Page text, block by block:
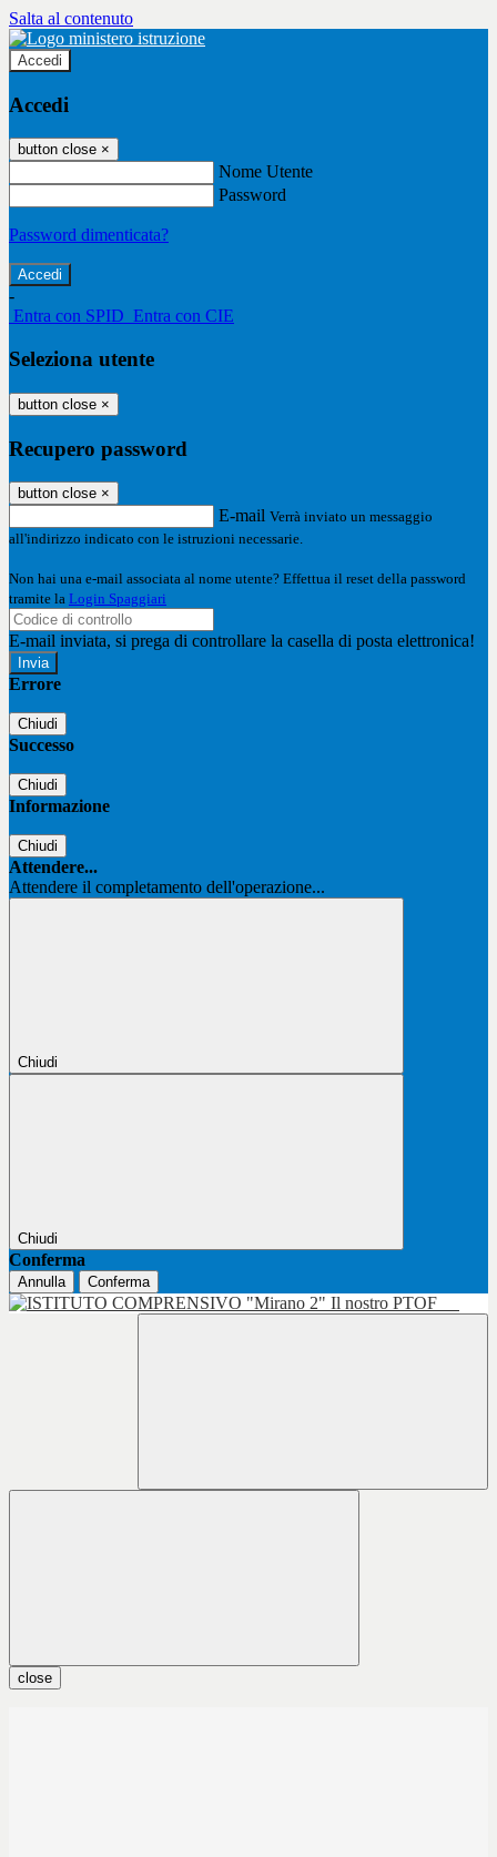
Salta al contenuto
Accedi
Accedi
button close ×
Nome Utente
Password
Password dimenticata?
-
Entra con SPID Entra con CIE
Seleziona utente
button close ×
Recupero password
button close ×
E-mail Verrà inviato un messaggio
all'indirizzo indicato con le istruzioni necessarie.
Non hai una e-mail associata al nome utente? Effettua il reset della password
tramite la Login Spaggiari
E-mail inviata, si prega di controllare la casella di posta elettronica!
Errore
Chiudi
Successo
Chiudi
Informazione
Chiudi
Attendere...
Attendere il completamento dell'operazione...
Chiudi
Chiudi
Conferma
Annulla Conferma
Il nostro PTOF
close